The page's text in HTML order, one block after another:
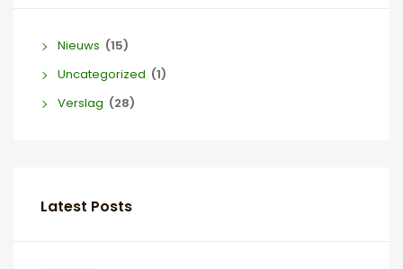
Nieuws (15)
Uncategorized (1)
Verslag (28)
Latest Posts